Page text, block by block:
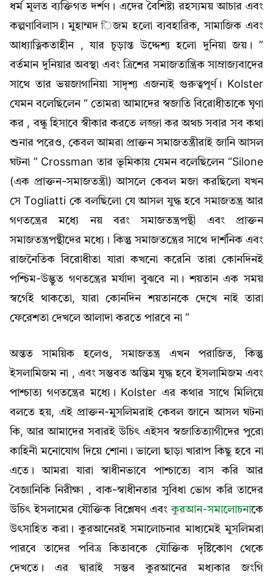
ধর্ম মূলত ব্যক্তিগত দর্শণ। এদের বৈশিষ্ট্য রহস্যময় আচার এবং
কল্পণাবিলাস। মুহাম্মদ িজম হলো ব্যবহারিক, সামাজিক এবং
আধ্যাত্নিকতাহীন , যার চূড়ান্ত উদ্দেশ্য হলো দুনিয়া জয়। ”
বর্তমান দুনিয়ার অবস্থা এবং ত্রিশের সমাজতান্ত্রিক সাম্রাজ্যবাদের
সাথে তার ভয়জাগানিয়া সাদৃশ্য এজন্যই গুরুত্বপূর্ণ। Kolster
যেমন বলেছিলেন “ তোমরা আমাদের স্বজাতি বিরোধীতাকে ঘৃণা
কর , বন্ধু হিসাবে স্বীকার করতে লজ্জা কর অথচ সবার সব কথা
শুনার পরেও, কেবল আমরা প্রাক্তন সমাজতন্ত্রীরাই জানি আসল
ঘটনা ” Crossman তার ভূমিকায় যেমন বলেছিলেন “Silone
(এক প্রাক্তন-সমাজতন্ত্রী) আসলে কেবল মজা করছিলো যখন
সে Togliatti কে বলছিলো যে আসল যুদ্ধ হবে সমাজতন্ত্র আর
গণতন্ত্রের মধ্যে নয় বরং সমাজতন্ত্রপন্থী এবং প্রাক্তন
সমাজতন্ত্রপন্থীদের মধ্যে। কিন্তু সমাজতন্ত্রের সাথে দার্শনিক এবং
রাজনৈতিক বিরোধীতা যারা কখনো করেনি তারা কোনদিনই
পশ্চিম-উদ্ভুত গণতন্ত্রের মর্যাদা বুঝবে না। শয়তান এক সময়
স্বর্গেই থাকতো, যারা কোনদিন শয়তানকে দেখে নাই তারা
ফেরেশতা দেখলে আলাদা করতে পারবে না ”
অন্তত সাময়িক হলেও, সমাজতন্ত্র এখন পরাজিত, কিন্তু
ইসলামিজম না , এবং সম্ভবত অন্তিম যুদ্ধ হবে ইসলামিজম এবং
পাশ্চাত্য গণতন্ত্রের মধ্যে। Kolster এর কথার সাথে মিলিয়ে
বলতে হয়, এই প্রাক্তন-মুসলিমরাই কেবল জানে আসল ঘটনা
কি, আর আমাদের সবারই উচিৎ এইসব স্বজাতিত্যাগীদের পুরো
কাহিনী মনোযোগ দিয়ে শোনা। ভালো ছাড়া খারাপ কিছু হবে না
এতে। আমরা যারা স্বাধীনভাবে পাশ্চাত্যে বাস করি আর
বৈজ্ঞানিকি নিরীক্ষা , বাক-স্বাধীনতার সুবিধা ভোগ করি তাদের
উচিৎ ইসলামের যৌক্তিক বিশ্লেষণ এবংকুরআন-সমালোচনাকে
উৎসাহিত করা। কুরআনেরই সমালোচনার মাধ্যমেই মুসলিমরা
পারবে তাদের পবিত্র কিতাবকে যৌক্তিক দৃষ্টিকোণ থেকে
দেখতে। এর দ্বারাই সম্ভব কুরআনের মধ্যকার জংগি